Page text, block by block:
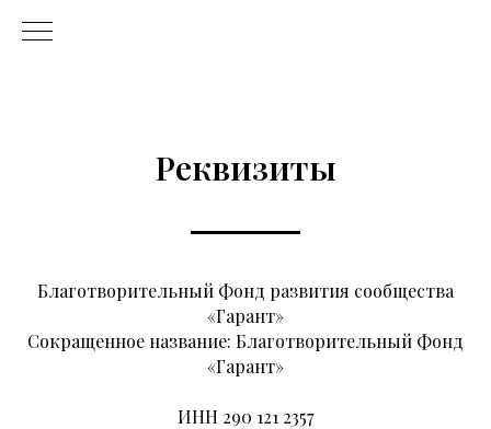
Реквизиты
Благотворительный Фонд развития сообщества
«Гарант»
Сокращенное название: Благотворительный Фонд
«Гарант»
ИНН 290 121 2357